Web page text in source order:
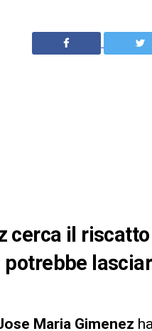
cerca il
potrebbe
Maria Gimenez